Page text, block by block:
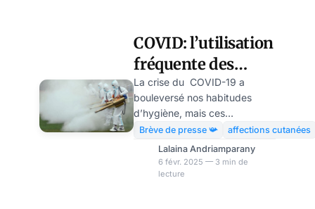
COVID: l’utilisation
fréquente des
désinfectants à
l’origine d’eczéma
chez les
nourrissons
La crise du COVID-19 a
bouleversé nos habitudes
d’hygiène, mais ces
changements pourraient avoir
des conséquences
inattendues sur la santé, en
particulier chez les
Brève de presse 📯
affections cutanées
Lalaina Andriamparany
6 févr. 2025 — 3 min de
lecture